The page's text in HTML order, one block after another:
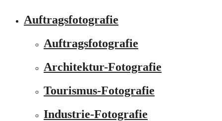
Auftragsfotografie
Auftragsfotografie
Architektur-Fotografie
Tourismus-Fotografie
Industrie-Fotografie